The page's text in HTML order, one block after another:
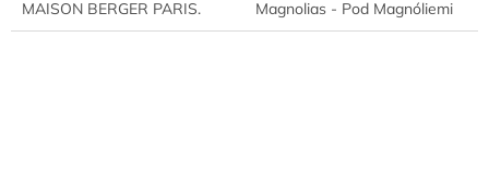
MAISON BERGER PARIS.
Balení má objem 0,5 litru. Tato
Magnolias - Pod Magnóliemi
přinese do vašeho interiéru